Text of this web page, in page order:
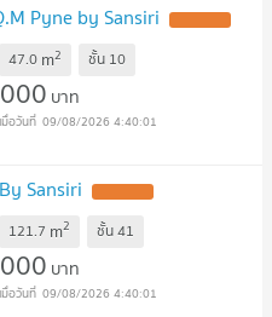
Pyne by Sansiri
47.0 m2 ชั้น 10
บาท
09/08/2026 4:40:01
Sansiri
121.7 m2 ชั้น41
บาท
09/08/2026 4:40:01